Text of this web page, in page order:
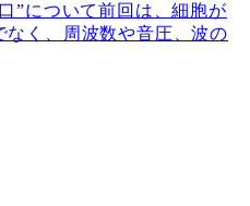
”について前回は、細胞が
く、周波数や音圧、波の